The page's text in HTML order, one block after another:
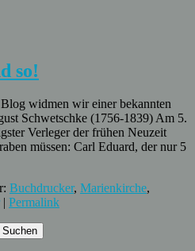
so!
widmen wir einer bekannten
Schwetschke (1756-1839) Am 5.
Verleger der frühen Neuzeit
müssen: Carl Eduard, der nur 5
Buchdrucker, Marienkirche,
| Permalink